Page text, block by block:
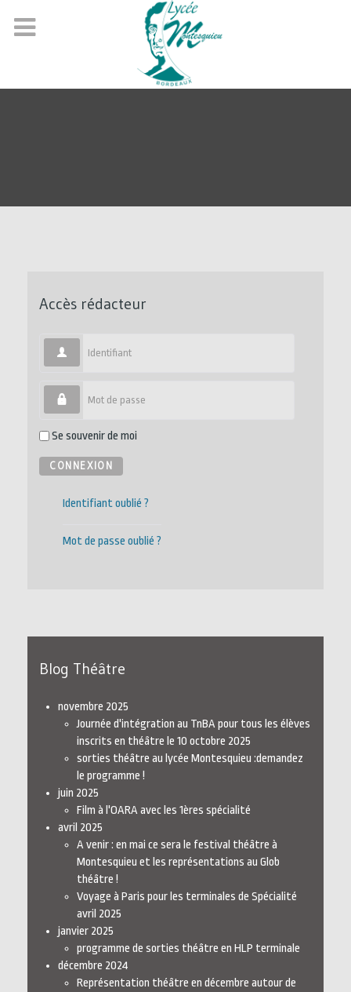
Accès rédacteur
Identifiant
Mot de passe
Se souvenir de moi
CONNEXION
Identifiant oublié ?
Mot de passe oublié ?
Blog Théâtre
novembre 2025
Journée d'intégration au TnBA pour tous les élèves
inscrits en théâtre le 10 octobre 2025
sorties théâtre au lycée Montesquieu :demandez
le programme !
juin 2025
Film à l'OARA avec les 1ères spécialité
avril 2025
A venir : en mai ce sera le festival théâtre à
Montesquieu et les représentations au Glob
théâtre !
Voyage à Paris pour les terminales de Spécialité
avril 2025
janvier 2025
programme de sorties théâtre en HLP terminale
décembre 2024
Représentation théâtre en décembre autour de